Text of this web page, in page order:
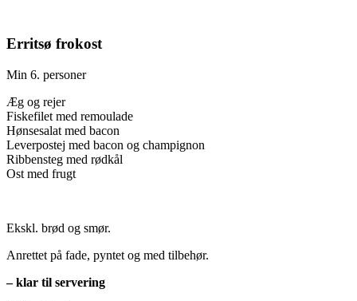
Erritsø frokost
Min 6. personer
Æg og rejer
Fiskefilet med remoulade
Hønsesalat med bacon
Leverpostej med bacon og champignon
Ribbensteg med rødkål
Ost med frugt
Ekskl. brød og smør.
Anrettet på fade, pyntet og med tilbehør.
– klar til servering